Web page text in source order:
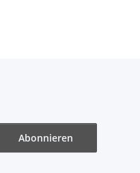
Abonnieren